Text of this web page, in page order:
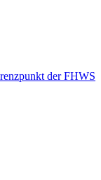
der FHWS